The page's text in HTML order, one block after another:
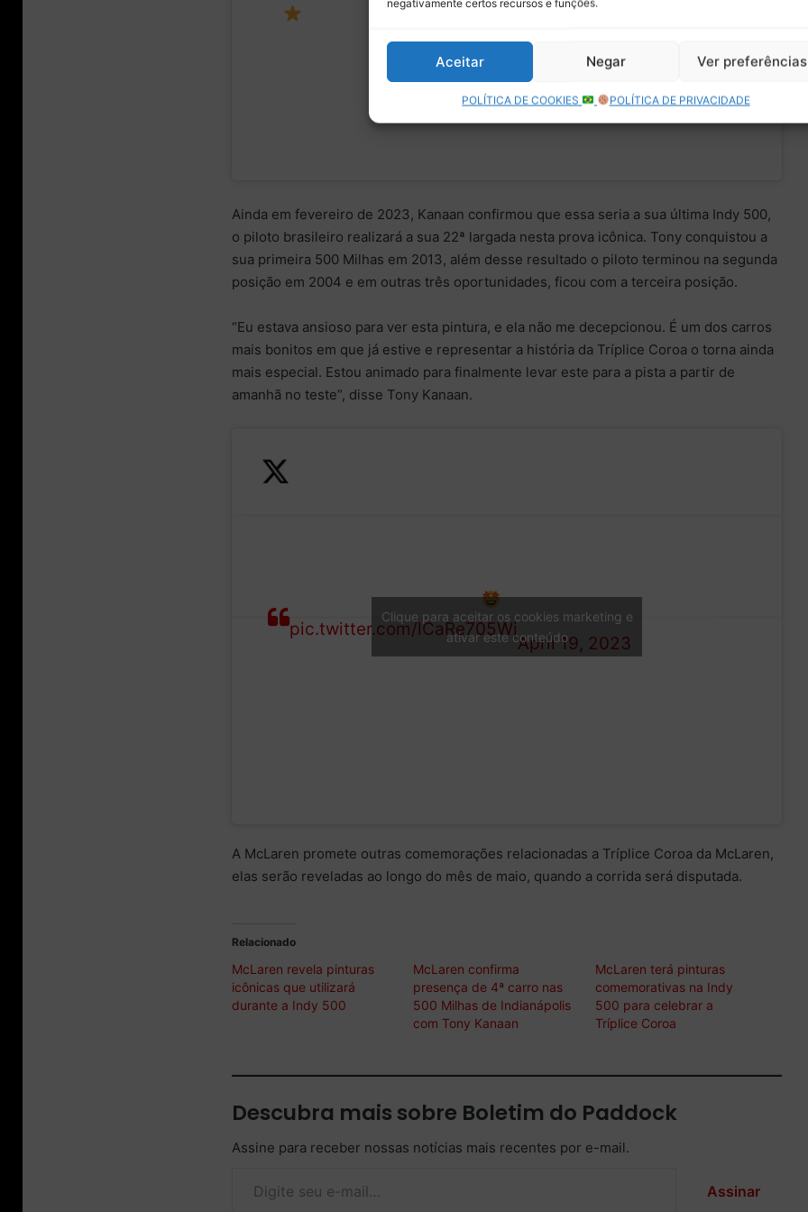
negativamente certos recursos e funções.
Aceitar Negar Ver preferências
POLÍTICA DE COOKIES POLÍTICA DE PRIVACIDADE
team.
pic.twitter.com/IsQiTRJYDy
Ainda em fevereiro de 2023, Kanaan confirmou que essa seria a sua última Indy 500,
o piloto brasileiro realizará a sua 22ª largada nesta prova icônica. Tony conquistou a
sua primeira 500 Milhas em 2013, além desse resultado o piloto terminou na segunda
posição em 2004 e em outras três oportunidades, ficou com a terceira posição.
“Eu estava ansioso para ver esta pintura, e ela não me decepcionou. É um dos carros
mais bonitos em que já estive e representar a história da Tríplice Coroa o torna ainda
mais especial. Estou animado para finalmente levar este para a pista a partir de
amanhã no teste”, disse Tony Kanaan.
Sending TK off in style.
pic.twitter.com/lCaRe705Wj
Team (@ArrowMcLaren)
April 19, 2023
Clique para aceitar os cookies marketing e
ativar este conteúdo
A McLaren promete outras comemorações relacionadas a Tríplice Coroa da McLaren,
elas serão reveladas ao longo do mês de maio, quando a corrida será disputada.
Relacionado
McLaren revela pinturas
icônicas que utilizará
durante a Indy 500
McLaren confirma
presença de 4ª carro nas
500 Milhas de Indianápolis
com Tony Kanaan
McLaren terá pinturas
comemorativas na Indy
500 para celebrar a
Tríplice Coroa
Descubra mais sobre Boletim do Paddock
Assine para receber nossas notícias mais recentes por e-mail.
Assinar